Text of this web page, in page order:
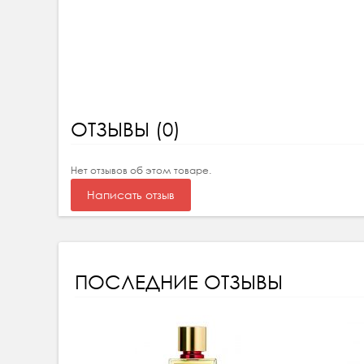
ОТЗЫВЫ (0)
Нет отзывов об этом товаре.
Написать отзыв
ПОСЛЕДНИЕ ОТЗЫВЫ